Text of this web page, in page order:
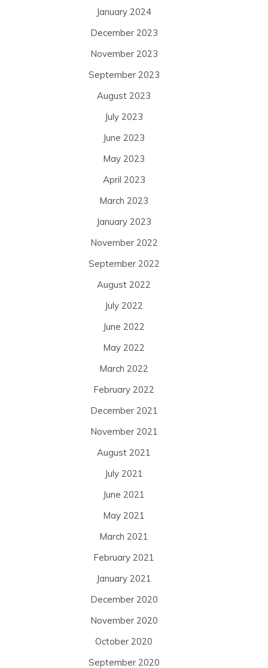
January 2024
December 2023
November 2023
September 2023
August 2023
July 2023
June 2023
May 2023
April 2023
March 2023
January 2023
November 2022
September 2022
August 2022
July 2022
June 2022
May 2022
March 2022
February 2022
December 2021
November 2021
August 2021
July 2021
June 2021
May 2021
March 2021
February 2021
January 2021
December 2020
November 2020
October 2020
September 2020